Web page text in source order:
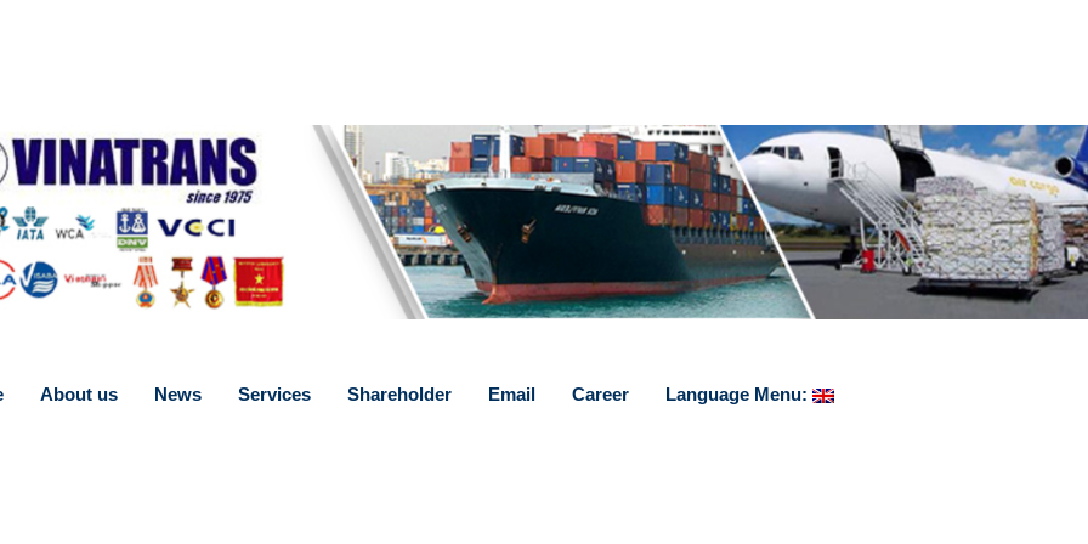
About us News Services Shareholder Email Career Language Menu: